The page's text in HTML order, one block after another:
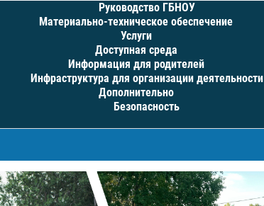
Руководство ГБНОУ
Материально-техническое обеспечение
Услуги
Доступная среда
Информация для родителей
Инфраструктура для организации деятельности
Дополнительно
Безопасность